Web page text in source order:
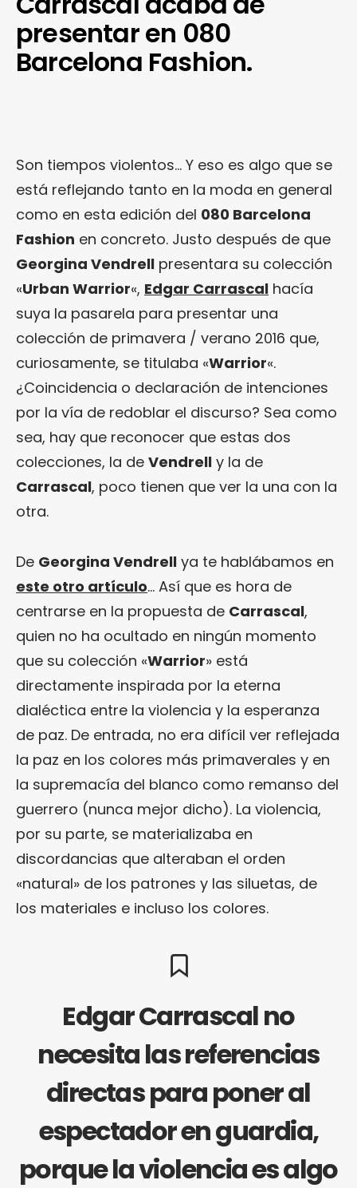
presentar en 080
Barcelona Fashion.
Son tiempos violentos… Y eso es algo que se
está reflejando tanto en la moda en general
como en esta edición del 080 Barcelona
Fashion en concreto. Justo después de que
Georgina Vendrell presentara su colección
«Urban Warrior«, Edgar Carrascal hacía
suya la pasarela para presentar una
colección de primavera / verano 2016 que,
curiosamente, se titulaba «Warrior«.
¿Coincidencia o declaración de intenciones
por la vía de redoblar el discurso? Sea como
sea, hay que reconocer que estas dos
colecciones, la de Vendrell y la de
Carrascal, poco tienen que ver la una con la
otra.
De Georgina Vendrell ya te hablábamos en
este otro artículo… Así que es hora de
centrarse en la propuesta de Carrascal,
quien no ha ocultado en ningún momento
que su colección «Warrior» está
directamente inspirada por la eterna
dialéctica entre la violencia y la esperanza
de paz. De entrada, no era difícil ver reflejada
la paz en los colores más primaverales y en
la supremacía del blanco como remanso del
guerrero (nunca mejor dicho). La violencia,
por su parte, se materializaba en
discordancias que alteraban el orden
«natural» de los patrones y las siluetas, de
los materiales e incluso los colores.
Edgar Carrascal no
necesita las referencias
directas para poner al
espectador en guardia,
porque la violencia es algo